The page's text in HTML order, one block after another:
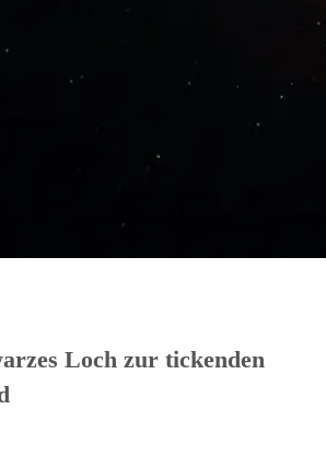
Loch zur tickenden